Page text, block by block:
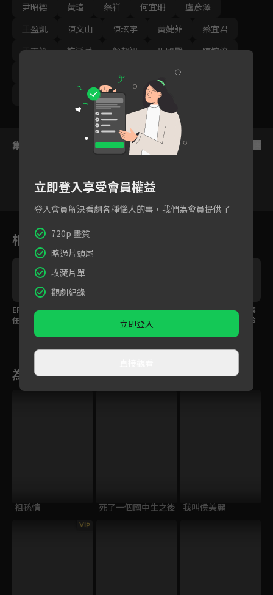
尹昭德 黃瑄 蔡祥 何宜珊
盧彥澤
王盈凱
陳文山 陳玹宇 黃婕菲
蔡宜君
王丁筑
許瀞蔆 顏邦智 馬國賢
陳婉婷
璟宣
集數列表
相關花絮
EP306預告｜大川不信
任寶島急簽約，海珍德
EP305預告｜寶島背後
暗算錦繡？芳男主動出
擊宣示主權
EP304預告｜大川、露
露感情持續升溫？海珍
為您推薦
祖孫情 死了一個國中生之後 我叫侯美麗
VIP
立即登入享受會員權益
登入會員解決看劇各種惱人的事，我們為會員提供了
720p 畫質
略過片頭尾
收藏片單
觀劇紀錄
立即登入